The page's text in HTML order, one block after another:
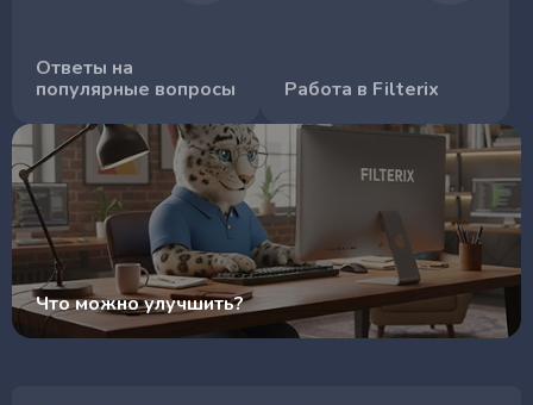
Ответы на
популярные вопросы
Работа в Filterix
Что можно улучшить?